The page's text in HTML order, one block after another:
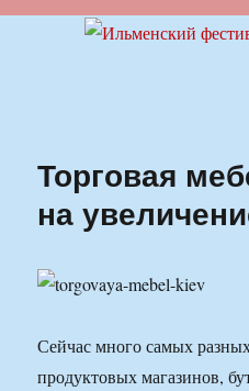
Ильменский
Торговая
на
Сейчас много самых
продуктовых магазинов,